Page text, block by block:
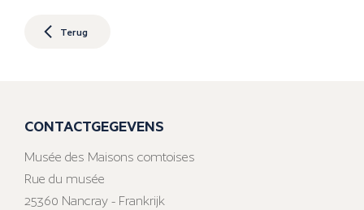
Terug
CONTACTGEGEVENS
Musée des Maisons comtoises
Rue du musée
25360 Nancray - Frankrijk